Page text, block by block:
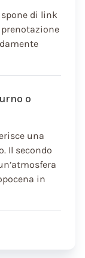
di link
o
una
Il secondo
in